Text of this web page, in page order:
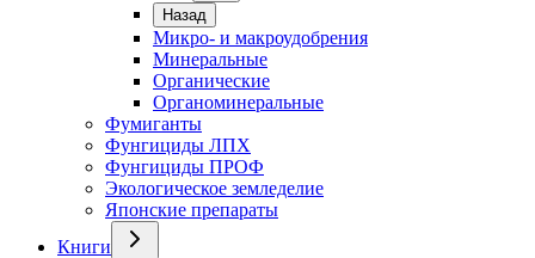
Назад
Микро- и макроудобрения
Минеральные
Органические
Органоминеральные
Фумиганты
Фунгициды ЛПХ
Фунгициды ПРОФ
Экологическое земледелие
Японские препараты
Книги